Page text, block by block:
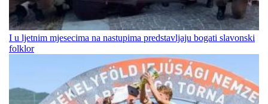
I u ljetnim mjesecima na nastupima predstavljaju bogati slavonski
folklor